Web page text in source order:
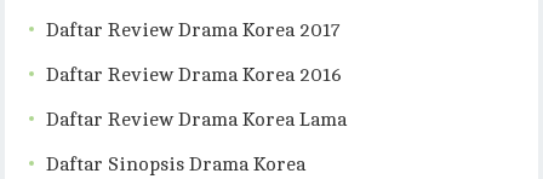
Daftar Review Drama Korea 2017
Daftar Review Drama Korea 2016
Daftar Review Drama Korea Lama
Daftar Sinopsis Drama Korea